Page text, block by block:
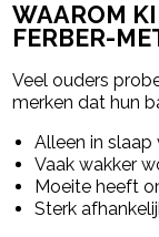
WAAROM
FERBER-
Veel ouders
merken dat hun
Alleen in
Vaak wakker
Moeite heeft
Sterk